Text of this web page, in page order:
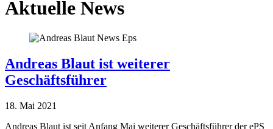
Aktuelle News
Andreas Blaut ist weiterer
Geschäftsführer
18. Mai 2021
Andreas Blaut ist seit Anfang Mai weiterer Geschäftsführer der ePS